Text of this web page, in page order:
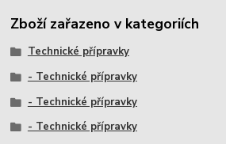
Zboží zařazeno v kategoriích
Technické přípravky
- Technické přípravky
- Technické přípravky
- Technické přípravky